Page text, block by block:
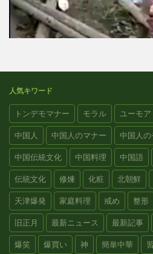
人気キワード
トンデモマナー モラル ユーモア
中国人 中国人のマナー 中国人の
中国伝統文化 中国料理 中国語
伝統文化 修煉 化粧 北朝鮮
天津爆発 家庭料理 戒め 整形
旧正月 最新ニュース 最新記事
爆笑 爆買い 神 簡単中華